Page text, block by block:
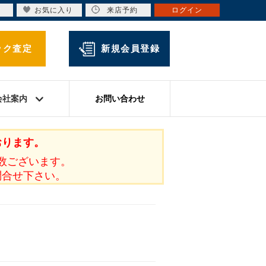
査定 新規会員登録
社案内 お問い合わせ
ます。
ざいます。
せ下さい。
お気に入り 来店予約 ログイン